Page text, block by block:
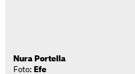
Nura Portella
Foto: Efe